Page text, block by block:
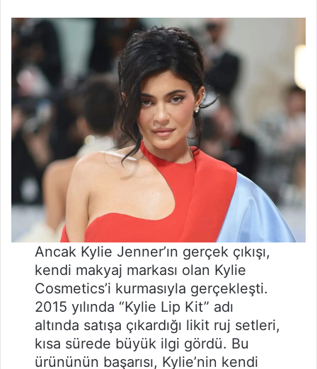
Ancak Kylie Jenner’ın gerçek çıkışı,
kendi makyaj markası olan Kylie
Cosmetics’i kurmasıyla gerçekleşti.
2015 yılında “Kylie Lip Kit” adı
altında satışa çıkardığı likit ruj setleri,
kısa sürede büyük ilgi gördü. Bu
ürününün başarısı, Kylie’nin kendi